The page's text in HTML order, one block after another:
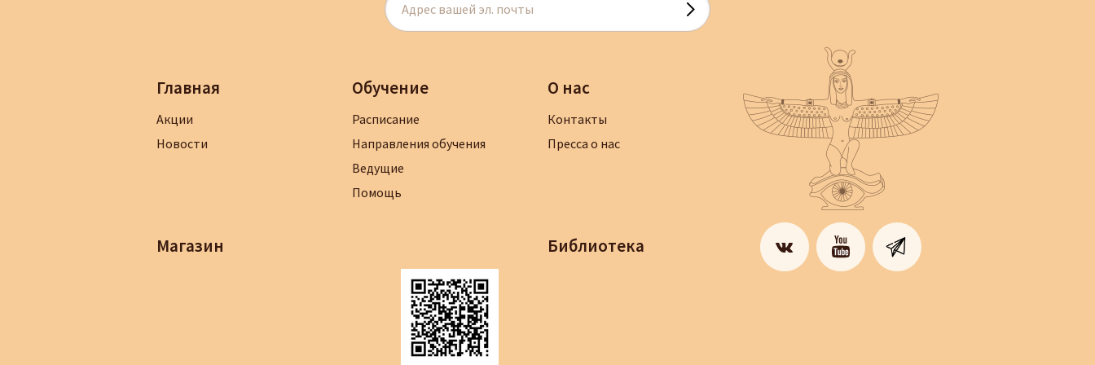
Главная
Акции
Новости
Обучение
Расписание
Направления обучения
Ведущие
Помощь
О нас
Контакты
Пресса о нас
Магазин Библиотека